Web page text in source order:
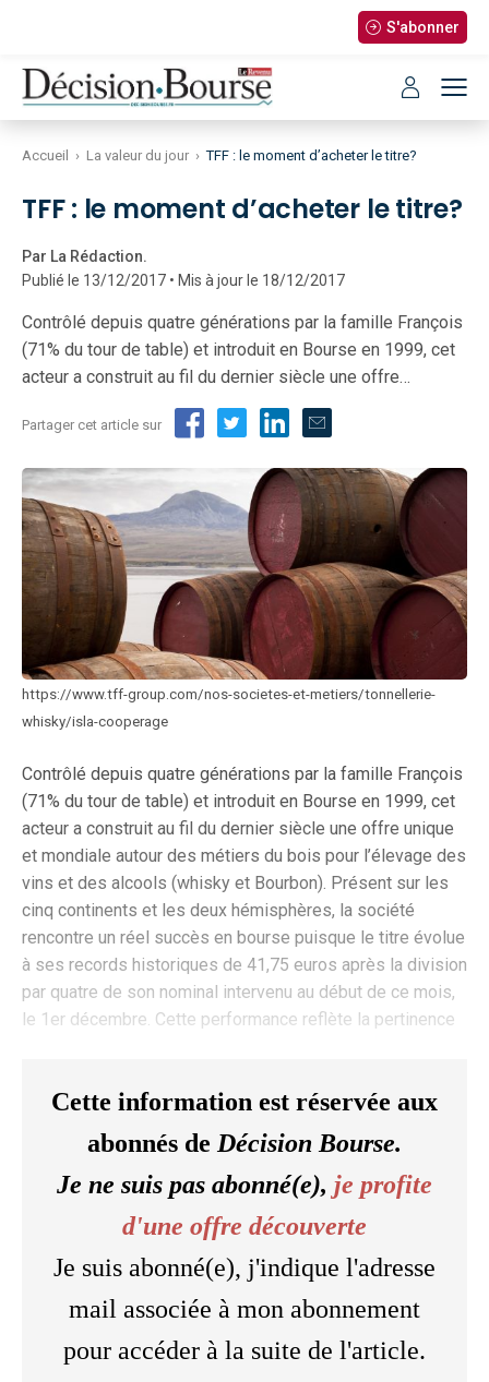
S'abonner
Accueil › La valeur du jour ›TFF : le moment d’acheter le titre?
TFF : le moment d’acheter le titre?
Par La Rédaction.
Publié le 13/12/2017 • Mis à jour le 18/12/2017
Contrôlé depuis quatre générations par la famille François
(71% du tour de table) et introduit en Bourse en 1999, cet
acteur a construit au fil du dernier siècle une offre…
Partager cet article sur
https://www.tff-group.com/nos-societes-et-metiers/tonnellerie-
whisky/isla-cooperage
Contrôlé depuis quatre générations par la famille François
(71% du tour de table) et introduit en Bourse en 1999, cet
acteur a construit au fil du dernier siècle une offre unique
et mondiale autour des métiers du bois pour l’élevage des
vins et des alcools (whisky et Bourbon). Présent sur les
cinq continents et les deux hémisphères, la société
rencontre un réel succès en bourse puisque le titre évolue
à ses records historiques de 41,75 euros après la division
par quatre de son nominal intervenu au début de ce mois,
le 1er décembre. Cette performance reflète la pertinence
Cette information est réservée aux
abonnés de Décision Bourse.
Je ne suis pas abonné(e), je profite
d'une offre découverte
Je suis abonné(e), j'indique l'adresse
mail associée à mon abonnement
pour accéder à la suite de l'article.